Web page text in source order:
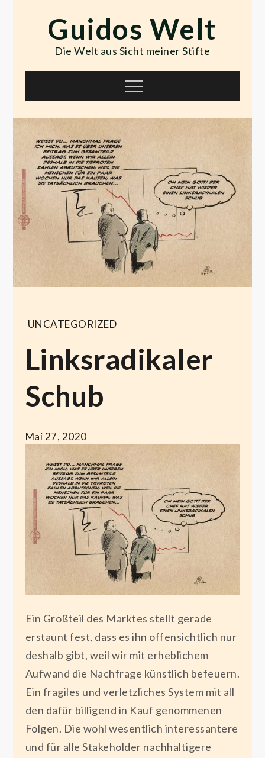
contentGuidos Welt
Die Welt aus Sicht meiner Stifte
Menu
UNCATEGORIZED
Linksradikaler
Schub
Mai 27, 2020
Ein Großteil des Marktes stellt gerade
erstaunt fest, dass es ihn offensichtlich nur
deshalb gibt, weil wir mit erheblichem
Aufwand die Nachfrage künstlich befeuern.
Ein fragiles und verletzliches System mit all
den dafür billigend in Kauf genommenen
Folgen. Die wohl wesentlich interessantere
und für alle Stakeholder nachhaltigere